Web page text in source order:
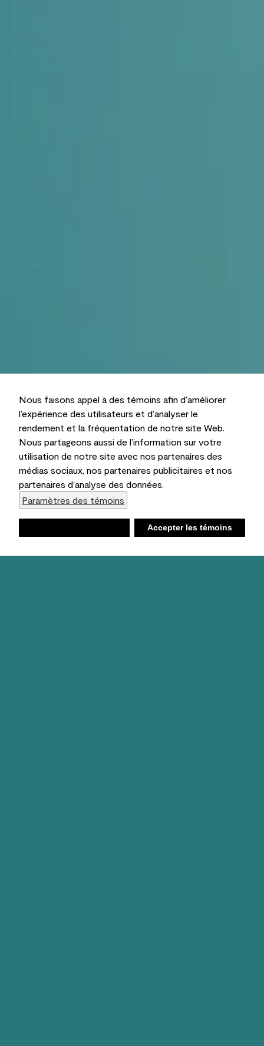
Nous faisons appel à des témoins afin d’améliorer
l’expérience des utilisateurs et d’analyser le
rendement et la fréquentation de notre site Web.
Nous partageons aussi de l’information sur votre
utilisation de notre site avec nos partenaires des
médias sociaux, nos partenaires publicitaires et nos
partenaires d’analyse des données.
Paramètres des témoins
Accepter les témoins
Liste d’achats